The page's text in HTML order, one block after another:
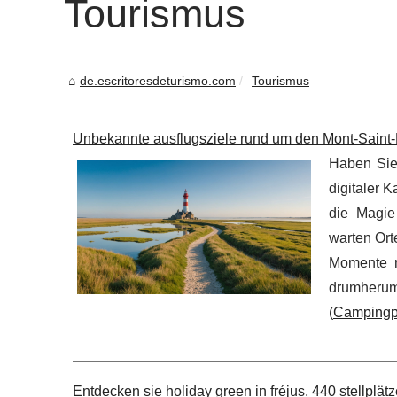
Tourismus
de.escritoresdeturismo.com Tourismus
Unbekannte ausflugsziele rund um den Mont-
Haben
digitaler
die
warten
(
Entdecken sie holiday green in fréjus, 440